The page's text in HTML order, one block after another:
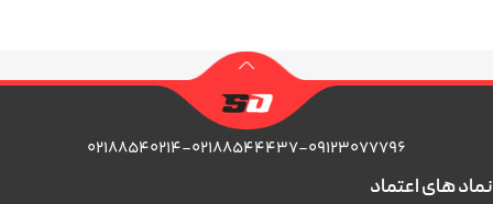
۰۲۱۸۸۵۴۰۲۱۴-۰۲۱۸۸۵۴۴۴۳۷-۰۹۱۲۳۰۷۷۷۹۶
نماد های اعتماد